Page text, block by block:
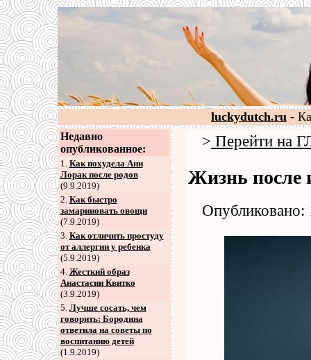
luckydutch.ru -
Недавно
опубликованное:
1. Как похудела Ани
Лорак после родов
(9.9.2019)
2. Как быстро
замариновать овощи
(7.9.2019)
3. Как отличить простуду
от аллергии у ребенка
(5.9.2019)
4. Жесткий образ
Анастасии Квитко
(3.9.2019)
5. Лучше сосать, чем
говорить: Бородина
ответила на советы по
воспитанию детей
(1.9.2019)
> Перейти на
Жизнь после
Опубликовано: